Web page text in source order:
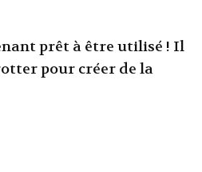
prêt à être utilisé ! Il
pour créer de la